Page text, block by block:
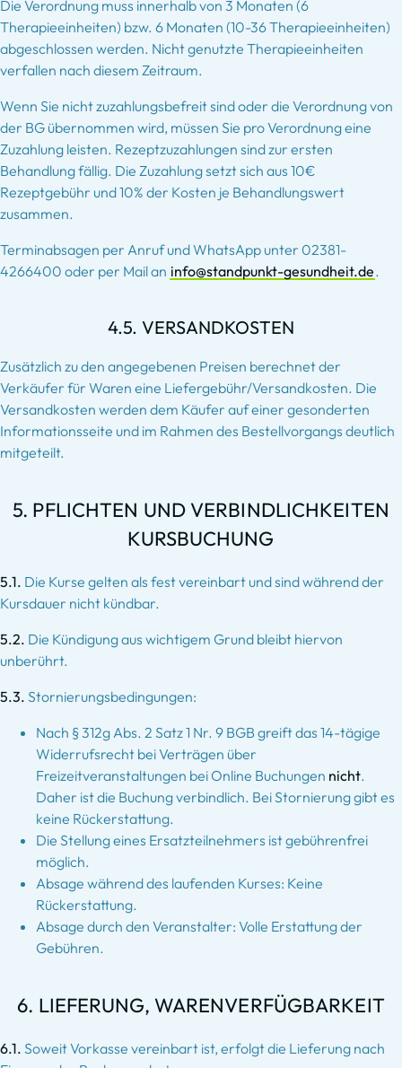
Die Verordnung muss innerhalb von 3 Monaten (6
Therapieeinheiten) bzw. 6 Monaten (10-36 Therapieeinheiten)
abgeschlossen werden. Nicht genutzte Therapieeinheiten
verfallen nach diesem Zeitraum.
Wenn Sie nicht zuzahlungsbefreit sind oder die Verordnung von
der BG übernommen wird, müssen Sie pro Verordnung eine
Zuzahlung leisten. Rezeptzuzahlungen sind zur ersten
Behandlung fällig. Die Zuzahlung setzt sich aus 10€
Rezeptgebühr und 10% der Kosten je Behandlungswert
zusammen.
Terminabsagen per Anruf und WhatsApp unter 02381-
4266400 oder per Mail an info@standpunkt-gesundheit.de.
4.5. VERSANDKOSTEN
Zusätzlich zu den angegebenen Preisen berechnet der
Verkäufer für Waren eine Liefergebühr/Versandkosten. Die
Versandkosten werden dem Käufer auf einer gesonderten
Informationsseite und im Rahmen des Bestellvorgangs deutlich
mitgeteilt.
5. PFLICHTEN UND VERBINDLICHKEITEN
KURSBUCHUNG
5.1. Die Kurse gelten als fest vereinbart und sind während der
Kursdauer nicht kündbar.
5.2. Die Kündigung aus wichtigem Grund bleibt hiervon
unberührt.
5.3. Stornierungsbedingungen:
Nach § 312g Abs. 2 Satz 1 Nr. 9 BGB greift das 14-tägige
Widerrufsrecht bei Verträgen über
Freizeitveranstaltungen bei Online Buchungen nicht.
Daher ist die Buchung verbindlich. Bei Stornierung gibt es
keine Rückerstattung.
Die Stellung eines Ersatzteilnehmers ist gebührenfrei
möglich.
Absage während des laufenden Kurses: Keine
Rückerstattung.
Absage durch den Veranstalter: Volle Erstattung der
Gebühren.
6. LIEFERUNG, WARENVERFÜGBARKEIT
6.1. Soweit Vorkasse vereinbart ist, erfolgt die Lieferung nach